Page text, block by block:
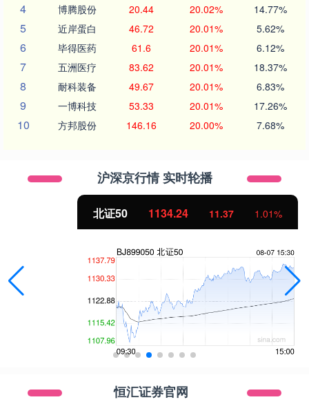
4 博腾股份 20.44 20.02% 14.77%
5 近岸蛋白 46.72 20.01% 5.62%
6 毕得医药 61.6 20.01% 6.12%
7 五洲医疗 83.62 20.01% 18.37%
8 耐科装备 49.67 20.01% 6.83%
9 一博科技 53.33 20.01% 17.26%
10 方邦股份 146.16 20.00% 7.68%
沪深京行情 实时轮播
北证50 1134.24 11.37 1.01%
恒汇证券官网